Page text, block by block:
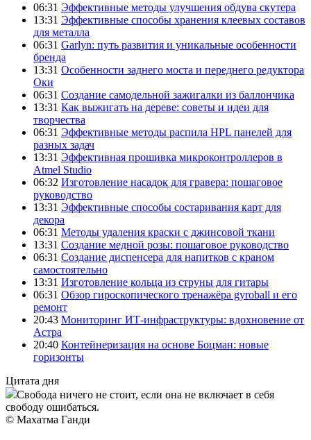
06:31 Эффективные методы улучшения обдува скутера
13:31 Эффективные способы хранения клеевых составов
для металла
06:31 Garlyn: путь развития и уникальные особенности
бренда
13:31 Особенности заднего моста и переднего редуктора
Оки
06:31 Создание самодельной зажигалки из баллончика
13:31 Как выжигать на дереве: советы и идеи для
творчества
06:31 Эффективные методы распила HPL панелей для
разных задач
13:31 Эффективная прошивка микроконтроллеров в
Atmel Studio
06:32 Изготовление насадок для гравера: пошаговое
руководство
13:31 Эффективные способы состаривания карт для
декора
06:31 Методы удаления краски с джинсовой ткани
13:31 Создание медной розы: пошаговое руководство
06:31 Создание диспенсера для напитков с краном
самостоятельно
13:31 Изготовление кольца из струны для гитары
06:31 Обзор гироскопического тренажёра gyroball и его
ремонт
20:43 Мониторинг ИТ-инфраструктуры: вдохновение от
Астра
20:40 Контейнеризация на основе Боцман: новые
горизонты
Цитата дня
Свобода ничего не стоит, если она не включает в себя
свободу ошибаться.
© Махатма Ганди